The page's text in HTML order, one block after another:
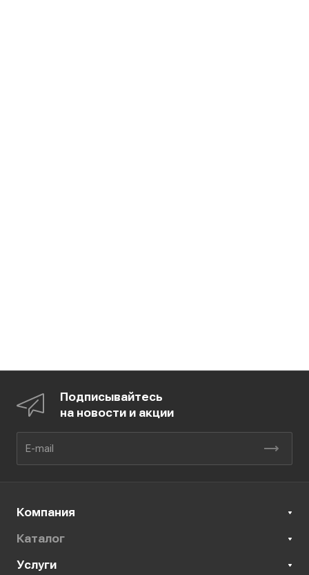
Подписывайтесь
на новости и акции
Компания
Каталог
Услуги